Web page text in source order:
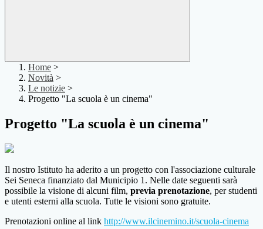
Home >
Novità >
Le notizie >
Progetto "La scuola è un cinema"
Progetto "La scuola è un cinema"
Il nostro Istituto ha aderito a un progetto con l'associazione culturale
Sei Seneca finanziato dal Municipio 1. Nelle date seguenti sarà
possibile la visione di alcuni film, previa prenotazione, per studenti
e utenti esterni alla scuola. Tutte le visioni sono gratuite.
Prenotazioni online al link http://www.ilcinemino.it/scuola-cinema